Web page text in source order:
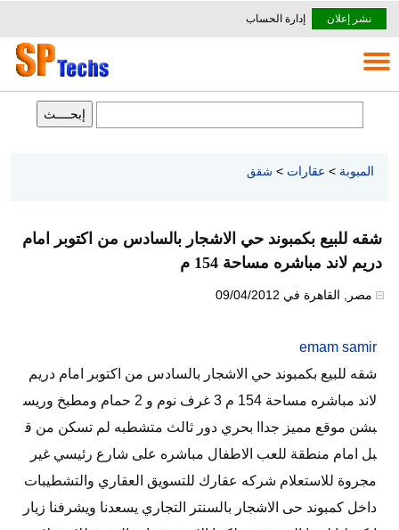
نشر إعلان إدارة الحساب
المبوبة > عقارات > شقق
شقه للبيع بكمبوند حي الاشجار بالسادس من اكتوبر امام
دريم لاند مباشره مساحة 154 م
مصر القاهرة في 09/04/2012
emam samir
شقه للبيع بكمبوند حي الاشجار بالسادس من اكتوبر امام دريم
لاند مباشره مساحة 154 م 3 غرف نوم و 2 حمام ومطبخ وريس
بشن موقع مميز جداا بحري دور ثالث متشطبه لم تسكن من ق
بل امام منطقة للعب الاطفال مباشره على شارع رئيسي غير
مجروة للاستعلام شركه عقارك للتسويق العقاري والتشطيبات
داخل كمبوند حى الاشجار بالسنتر التجاري يسعدنا ويشرفنا زيار